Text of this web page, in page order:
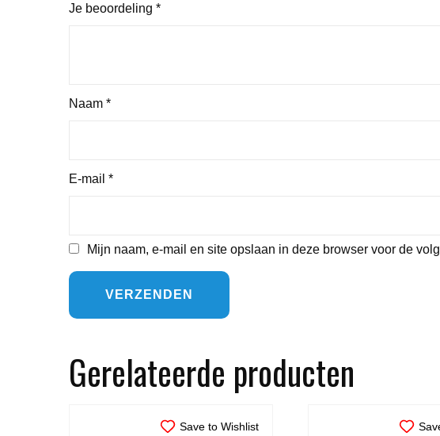
Je beoordeling *
Naam *
E-mail *
Mijn naam, e-mail en site opslaan in deze browser voor de
Gerelateerde producten
Save to Wishlist